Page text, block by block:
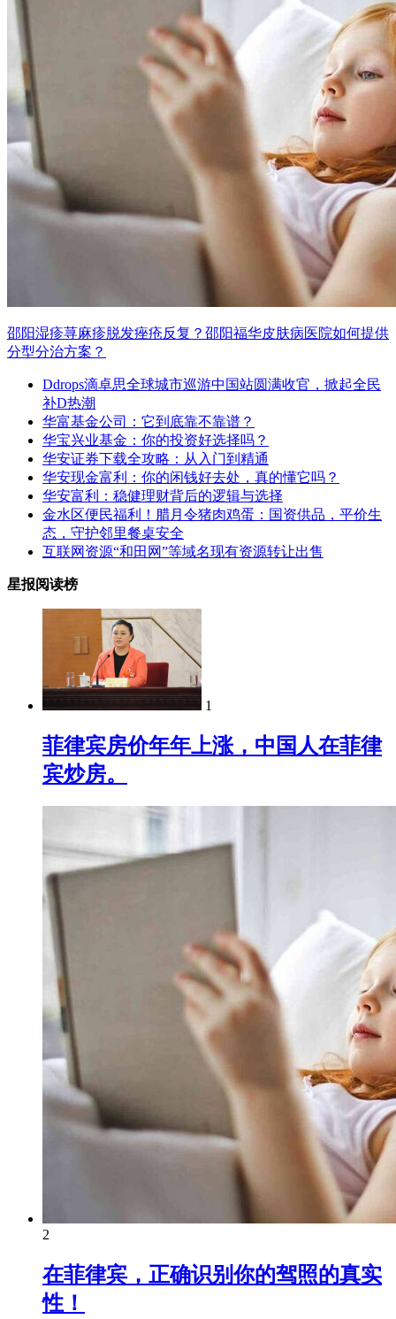
邵阳湿疹荨麻疹脱发痤疮反复？邵阳福华皮肤病医院如何提供
分型分治方案？
Ddrops滴卓思全球城市巡游中国站圆满收官，掀起全民
补D热潮
华富基金公司：它到底靠不靠谱？
华宝兴业基金：你的投资好选择吗？
华安证券下载全攻略：从入门到精通
华安现金富利：你的闲钱好去处，真的懂它吗？
华安富利：稳健理财背后的逻辑与选择
金水区便民福利！腊月令猪肉鸡蛋：国资供品，平价生
态，守护邻里餐桌安全
互联网资源“和田网”等域名现有资源转让出售
星报阅读榜
1
菲律宾房价年年上涨，中国人在菲律
宾炒房。
2
在菲律宾，正确识别你的驾照的真实
性！